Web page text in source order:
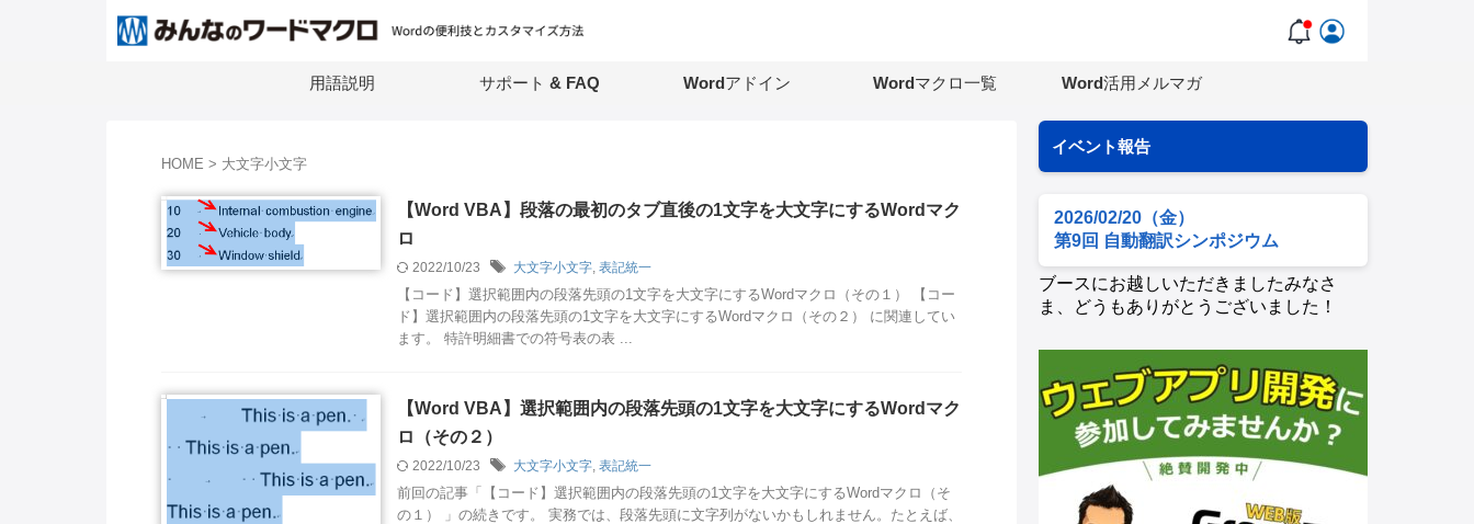
用語説明 サポート & FAQ Wordアドイン Wordマクロ一覧 Word活用メルマガ
HOME > 大文字小文字
【Word VBA】段落の最初のタブ直後の1文字を大文字にするWordマク
ロ
2022/10/23 大文字小文字, 表記統一
【コード】選択範囲内の段落先頭の1文字を大文字にするWordマクロ（その１） 【コー
ド】選択範囲内の段落先頭の1文字を大文字にするWordマクロ（その２） に関連してい
ます。 特許明細書での符号表の表 ...
【Word VBA】選択範囲内の段落先頭の1文字を大文字にするWordマク
ロ（その２）
2022/10/23 大文字小文字, 表記統一
前回の記事「【コード】選択範囲内の段落先頭の1文字を大文字にするWordマクロ（そ
の１） 」の続きです。 実務では、段落先頭に文字列がないかもしれません。たとえば、
イベント報告
2026/02/20（金）
第9回 自動翻訳シンポジウム
ブースにお越しいただきましたみなさ
ま、どうもありがとうございました！